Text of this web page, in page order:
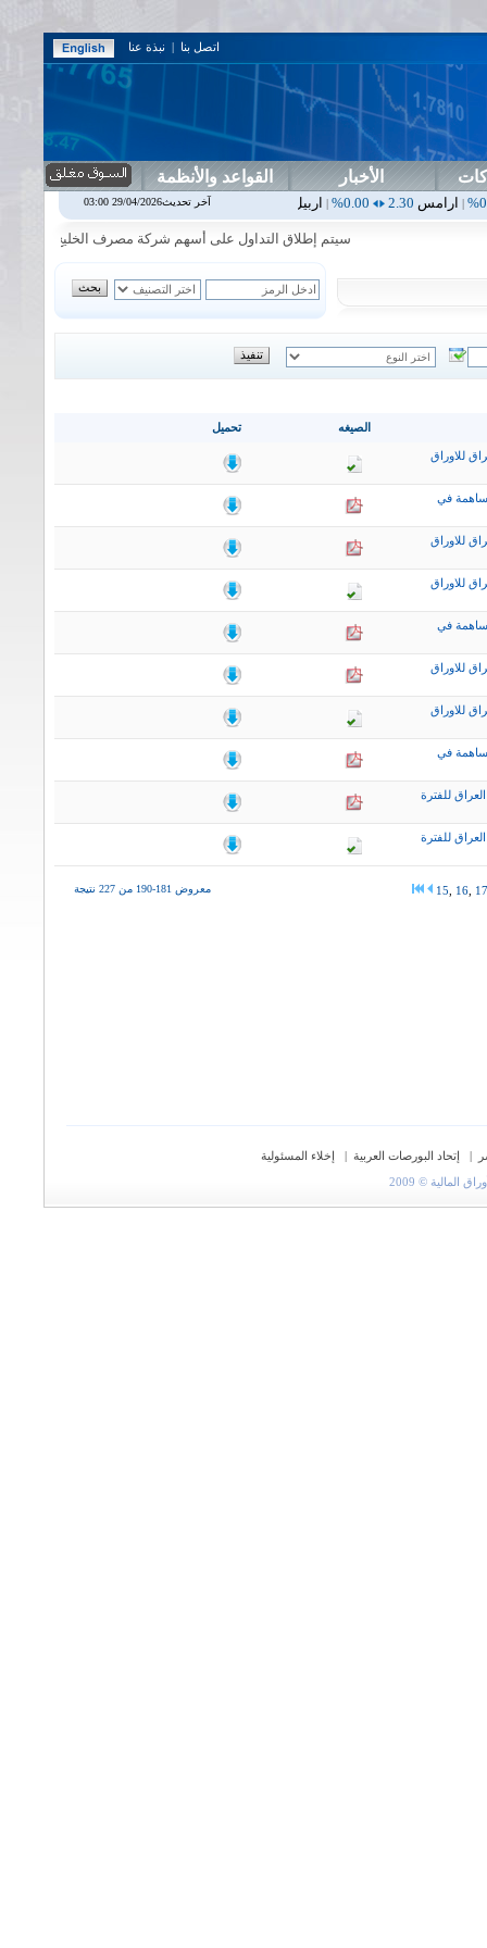
اتصل بنا | نبذة عنا
الأخبار القواعد والأنظمة
0.00%
|اربيل0.00
0.00%
0.00%
|اسفنج1.87
سيتم إطلاق التداول على أسهم شركة مصرف الخليج التجاري في جلسة
تحميل الصيغه
للاوراق
في
للاوراق
للاوراق
في
للاوراق
للاوراق
في
للفترة
للفترة
معروض 181-190 من 227 نتيجة 15 16 17
| إتحاد البورصات العربية |
إخلاء المسئولية
© 2009